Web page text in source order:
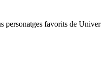
personatges favorits de